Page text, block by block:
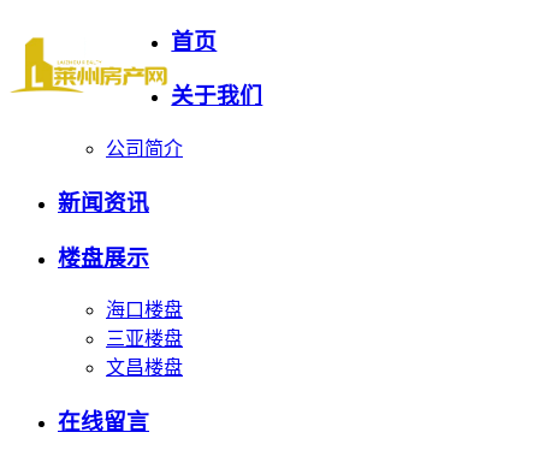
首页
关于我们
公司简介
新闻资讯
楼盘展示
海口楼盘
三亚楼盘
文昌楼盘
在线留言